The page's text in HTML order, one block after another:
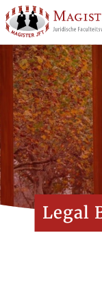
Legal